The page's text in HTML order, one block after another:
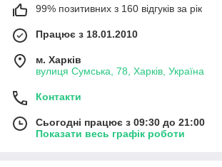
99% позитивних з 160 відгуків за рік
Працює з 18.01.2010
м. Харків
вулиця Сумська, 78, Харків, Україна
Контакти
Сьогодні працює з 09:30 до 21:00
Показати весь графік роботи